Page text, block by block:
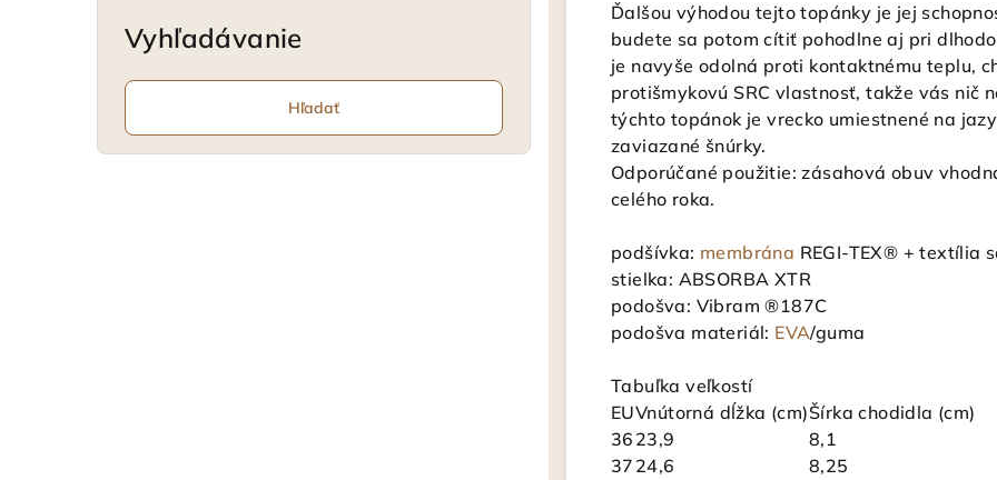
Vyhľadávanie
Hľadať
Ďalšou výhodou tejto topánky je jej
budete sa potom cítiť pohodlne aj pri
je navyše odolná proti kontaktnému teplu,
protišmykovú SRC vlastnosť, takže vás nič
týchto topánok je vrecko umiestnené na
zaviazané šnúrky.
Odporúčané použitie: zásahová obuv
celého roka.
podšívka: membrána REGI-TEX® + textília
stielka: ABSORBA XTR
podošva: Vibram ®187C
podošva materiál: EVA/guma
Tabuľka veľkostí
EUVnútorná dĺžka (cm)Šírka chodidla (cm)
36 23,9
8,1
37 24,6
8,25